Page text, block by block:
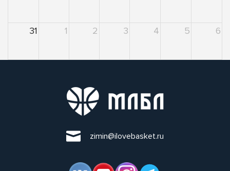
31 1 2 3 4 5 6
zimin@ilovebasket.ru